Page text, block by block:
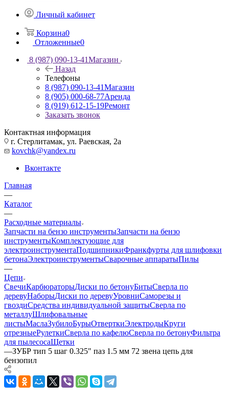
Личный кабинет
Корзина0
Отложенные0
8 (987) 090-13-41Магазин
Назад
Телефоны
8 (987) 090-13-41Магазин
8 (905) 000-68-77Аренда
8 (919) 612-15-19Ремонт
Заказать звонок
Контактная информация
г. Стерлитамак, ул. Раевская, 2а
kovchk@yandex.ru
Вконтакте
Главная
—
Каталог
—
Расходные материалы
Запчасти на бензо инструментыЗапчасти на бензо
инструментыКомплектующие для
электроинструментаПодшипникиФранкфурты для шлифовки
бетонаЭлектроинструментыСварочные аппаратыПилы
—
Цепи
СвечиКарбюраторыДиски по бетонуБитыСверла по
деревуНаборыДиски по деревуУровниСаморезы и
гвоздиСредства индивидуальной защитыСверла по
металлуШлифовальные
листыМаслаЗубилоБурыОтверткиЭлектродыКруги
отрезныеРулеткиСверла по кафелюСверла по бетонуФильтра
для пылесосаЩетки
—ЗУБР тип 5 шаг 0.325" паз 1.5 мм 72 звена цепь для
бензопил